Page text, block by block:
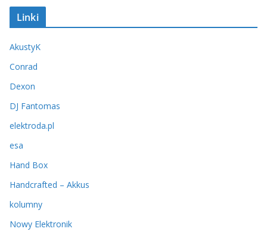
c
w
u
m
Linki
AkustyK
Conrad
Dexon
DJ Fantomas
elektroda.pl
esa
Hand Box
Handcrafted – Akkus
kolumny
Nowy Elektronik